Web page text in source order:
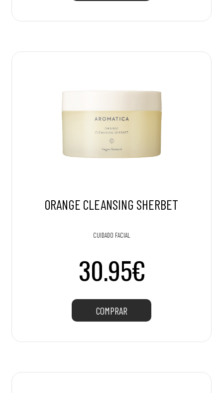
ORANGE CLEANSING SHERBET
CUIDADO FACIAL
30.95€
COMPRAR